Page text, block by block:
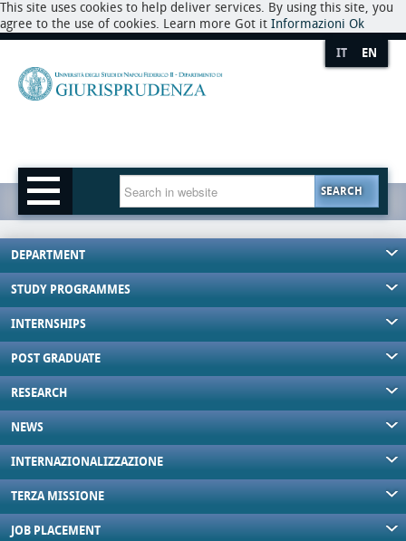
This site uses cookies to help deliver services. By using this site, you
agree to the use of cookies. Learn more Got it Informazioni Ok
IT EN
SEARCH
DEPARTMENT
STUDY PROGRAMMES
INTERNSHIPS
POST GRADUATE
RESEARCH
NEWS
INTERNAZIONALIZZAZIONE
TERZA MISSIONE
JOB PLACEMENT